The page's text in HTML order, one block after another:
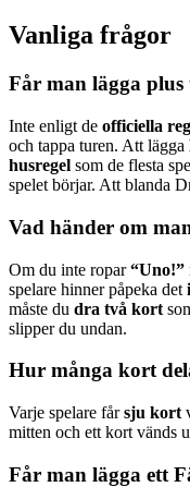
Vanliga frågor
Får man lägga
Inte enligt de officiella
och tappa turen. Att lägga
husregel som de flesta
spelet börjar. Att blanda
Vad händer om
Om du inte ropar“Uno!”
spelare hinner påpeka det
måste du dra två kort
slipper du undan.
Hur många kort
Varje spelare fårsju kort
mitten och ett kort vänds
Får man lägga ett